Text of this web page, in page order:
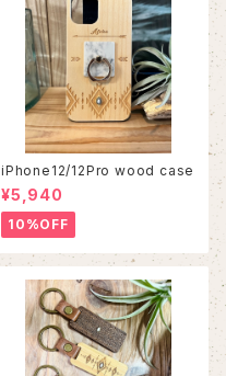
iPhone12/12Pro wood case
¥5,940
10%OFF